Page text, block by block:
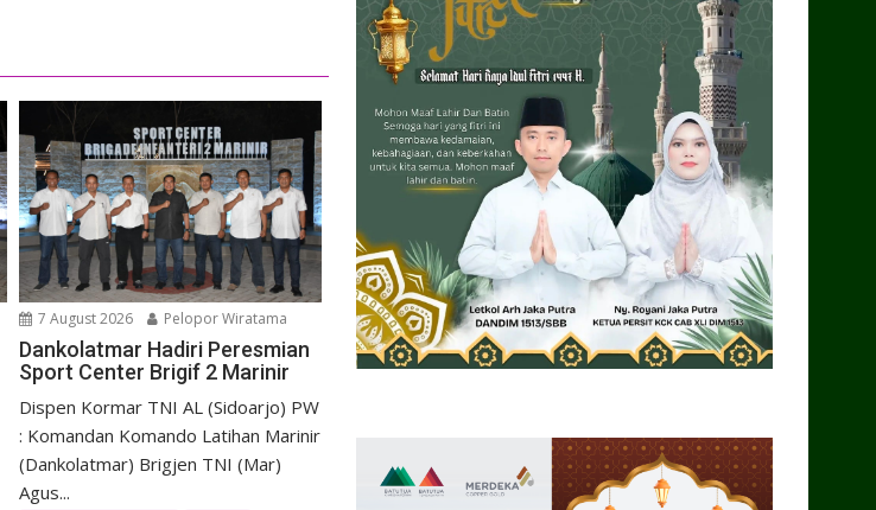
7 August 2026 Pelopor Wiratama
Dankolatmar Hadiri Peresmian
Sport Center Brigif 2 Marinir
Dispen Kormar TNI AL (Sidoarjo) PW
: Komandan Komando Latihan Marinir
(Dankolatmar) Brigjen TNI (Mar)
Agus...